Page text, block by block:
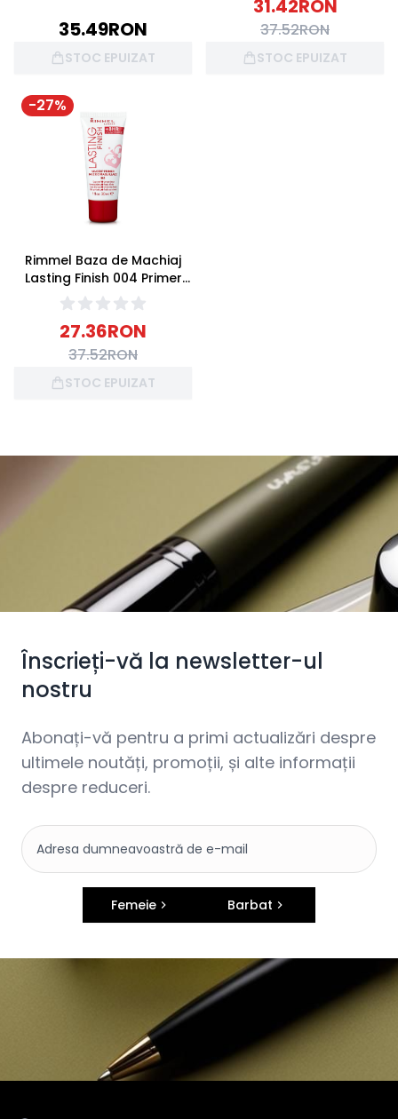
35.49RON
STOC EPUIZAT
31.42RON
37.52RON
STOC EPUIZAT
-27%
Rimmel Baza de Machiaj
Lasting Finish 004 Primer
30ml
27.36RON
37.52RON
STOC EPUIZAT
Înscrieți-vă la newsletter-ul
nostru
Abonați-vă pentru a primi actualizări despre
ultimele noutăți, promoții, și alte informații
despre reduceri.
Femeie Barbat